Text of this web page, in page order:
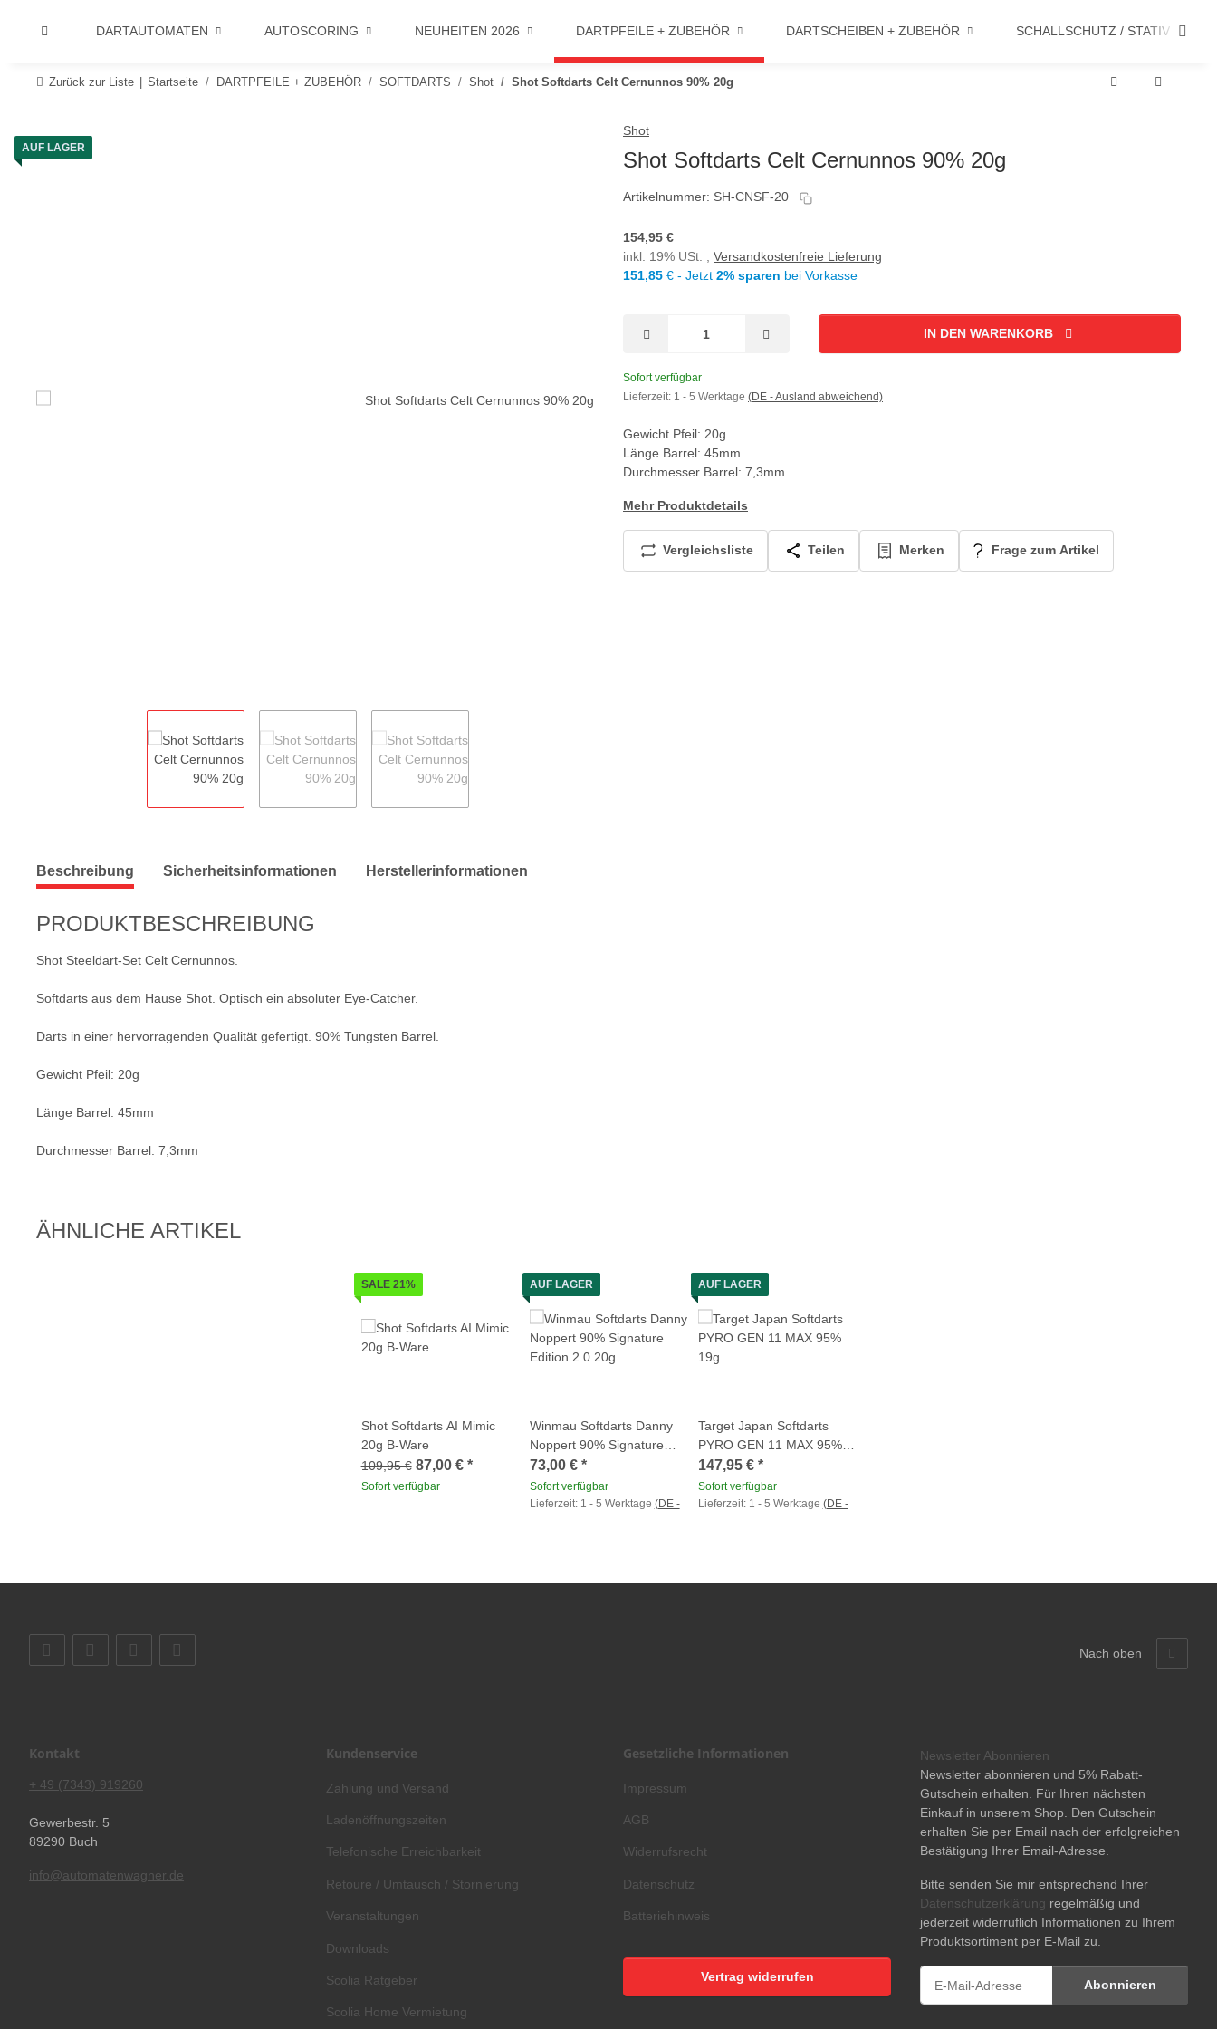
DARTAUTOMATEN AUTOSCORING NEUHEITEN 2026 DARTPFEILE + ZUBEHÖR DARTSCHEIBEN + ZUBEHÖR SCHALLSCHUTZ / STATIV
Zurück zur Liste Startseite DARTPFEILE + ZUBEHÖR SOFTDARTS Shot Shot Softdarts Celt Cernunnos 90% 20g
AUF LAGER
Shot
Shot Softdarts Celt Cernunnos 90% 20g
Artikelnummer: SH-CNSF-20
154,95 €
inkl. 19% USt. , Versandkostenfreie Lieferung
151,85 € - Jetzt 2% sparen bei Vorkasse
IN DEN WARENKORB
Sofort verfügbar
Lieferzeit: 1 - 5 Werktage (DE - Ausland abweichend)
Gewicht Pfeil: 20g
Länge Barrel: 45mm
Durchmesser Barrel: 7,3mm
Mehr Produktdetails
Vergleichsliste Teilen Merken Frage zum Artikel
Beschreibung Sicherheitsinformationen Herstellerinformationen
PRODUKTBESCHREIBUNG
Shot Steeldart-Set Celt Cernunnos.
Softdarts aus dem Hause Shot. Optisch ein absoluter Eye-Catcher.
Darts in einer hervorragenden Qualität gefertigt. 90% Tungsten Barrel.
Gewicht Pfeil: 20g
Länge Barrel: 45mm
Durchmesser Barrel: 7,3mm
ÄHNLICHE ARTIKEL
SALE 21%
Shot Softdarts AI Mimic
20g B-Ware
109,95 € 87,00 € *
Sofort verfügbar
AUF LAGER
Winmau Softdarts Danny
Noppert 90% Signature
Edition 2.0 20g
73,00 € *
Sofort verfügbar
Lieferzeit: 1 - 5 Werktage (DE -
AUF LAGER
Target Japan Softdarts
PYRO GEN 11 MAX 95%
19g
147,95 € *
Sofort verfügbar
Lieferzeit: 1 - 5 Werktage (DE -
Nach oben
Kontakt
+ 49 (7343) 919260
Gewerbestr. 5
89290 Buch
info@automatenwagner.de
Kundenservice
Zahlung und Versand
Ladenöffnungszeiten
Telefonische Erreichbarkeit
Retoure / Umtausch / Stornierung
Veranstaltungen
Downloads
Scolia Ratgeber
Scolia Home Vermietung
Gesetzliche Informationen
Impressum
AGB
Widerrufsrecht
Datenschutz
Batteriehinweis
Vertrag widerrufen
Newsletter Abonnieren
Newsletter abonnieren und 5% Rabatt-
Gutschein erhalten. Für Ihren nächsten
Einkauf in unserem Shop. Den Gutschein
erhalten Sie per Email nach der erfolgreichen
Bestätigung Ihrer Email-Adresse.
Bitte senden Sie mir entsprechend Ihrer
Datenschutzerklärung regelmäßig und
jederzeit widerruflich Informationen zu Ihrem
Produktsortiment per E-Mail zu.
Abonnieren